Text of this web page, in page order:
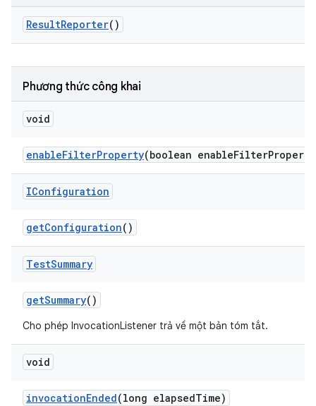
ResultReporter()
Phương thức công khai
void
enableFilterProperty(boolean enableFilter
IConfiguration
getConfiguration()
TestSummary
getSummary()
Cho phép InvocationListener trả về một bản tóm tắt.
void
invocationEnded(long elapsedTime)